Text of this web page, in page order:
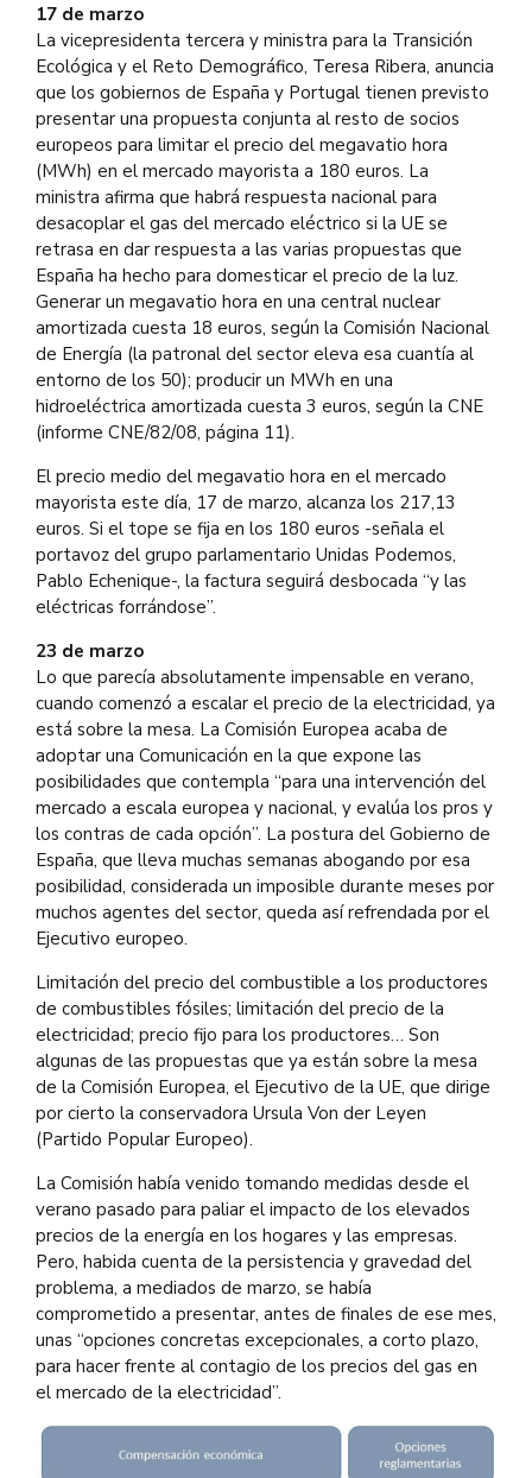
17 de marzo
La vicepresidenta tercera y ministra para la Transición
Ecológica y el Reto Demográfico, Teresa Ribera, anuncia
que los gobiernos de España y Portugal tienen previsto
presentar una propuesta conjunta al resto de socios
europeos para limitar el precio del megavatio hora
(MWh) en el mercado mayorista a 180 euros. La
ministra afirma que habrá respuesta nacional para
desacoplar el gas del mercado eléctrico si la UE se
retrasa en dar respuesta a las varias propuestas que
España ha hecho para domesticar el precio de la luz.
Generar un megavatio hora en una central nuclear
amortizada cuesta 18 euros, según la Comisión Nacional
de Energía (la patronal del sector eleva esa cuantía al
entorno de los 50); producir un MWh en una
hidroeléctrica amortizada cuesta 3 euros, según la CNE
(informe CNE/82/08, página 11).
El precio medio del megavatio hora en el mercado
mayorista este día, 17 de marzo, alcanza los 217,13
euros. Si el tope se fija en los 180 euros -señala el
portavoz del grupo parlamentario Unidas Podemos,
Pablo Echenique-, la factura seguirá desbocada “y las
eléctricas forrándose”.
23 de marzo
Lo que parecía absolutamente impensable en verano,
cuando comenzó a escalar el precio de la electricidad, ya
está sobre la mesa. La Comisión Europea acaba de
adoptar una Comunicación en la que expone las
posibilidades que contempla “para una intervención del
mercado a escala europea y nacional, y evalúa los pros y
los contras de cada opción”. La postura del Gobierno de
España, que lleva muchas semanas abogando por esa
posibilidad, considerada un imposible durante meses por
muchos agentes del sector, queda así refrendada por el
Ejecutivo europeo.
Limitación del precio del combustible a los productores
de combustibles fósiles; limitación del precio de la
electricidad; precio fijo para los productores… Son
algunas de las propuestas que ya están sobre la mesa
de la Comisión Europea, el Ejecutivo de la UE, que dirige
por cierto la conservadora Ursula Von der Leyen
(Partido Popular Europeo).
La Comisión había venido tomando medidas desde el
verano pasado para paliar el impacto de los elevados
precios de la energía en los hogares y las empresas.
Pero, habida cuenta de la persistencia y gravedad del
problema, a mediados de marzo, se había
comprometido a presentar, antes de finales de ese mes,
unas “opciones concretas excepcionales, a corto plazo,
para hacer frente al contagio de los precios del gas en
el mercado de la electricidad”.